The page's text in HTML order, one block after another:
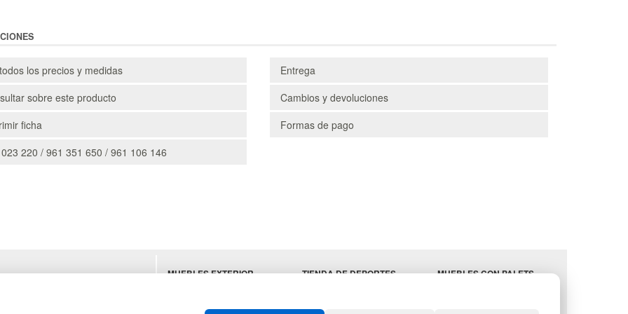
los precios y medidas
sobre este producto
ficha
220 / 961 351 650 / 961 106 146
Entrega
Cambios y devoluciones
Formas de pago
MUEBLES EXTERIOR
TIENDA DE DEPORTES
MUEBLES CON PALETS